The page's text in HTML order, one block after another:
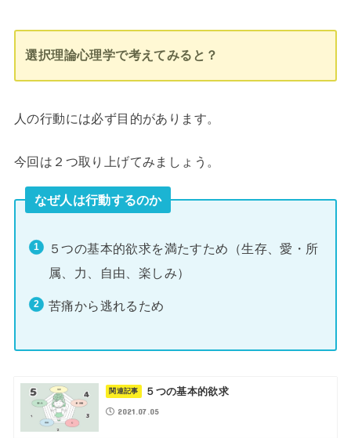
選択理論心理学で考えてみると？
人の行動には必ず目的があります。
今回は２つ取り上げてみましょう。
なぜ人は行動するのか
５つの基本的欲求を満たすため（生存、愛・所
属、力、自由、楽しみ）
苦痛から逃れるため
５つの基本的欲求
2021.07.05